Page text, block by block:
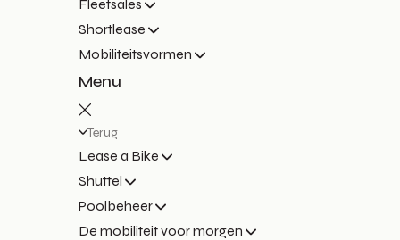
Fleetsales
Shortlease
Mobiliteitsvormen
Menu
Terug
Lease a Bike
Shuttel
Poolbeheer
De mobiliteit voor morgen